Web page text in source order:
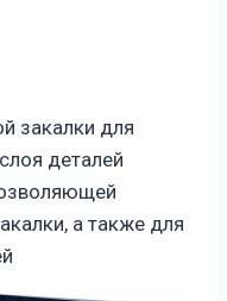
закалки для
деталей
а также для